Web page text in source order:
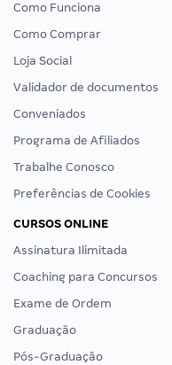
Como Funciona
Como Comprar
Loja Social
Validador de documentos
Conveniados
Programa de Afiliados
Trabalhe Conosco
Preferências de Cookies
CURSOS ONLINE
Assinatura Ilimitada
Coaching para Concursos
Exame de Ordem
Graduação
Pós-Graduação